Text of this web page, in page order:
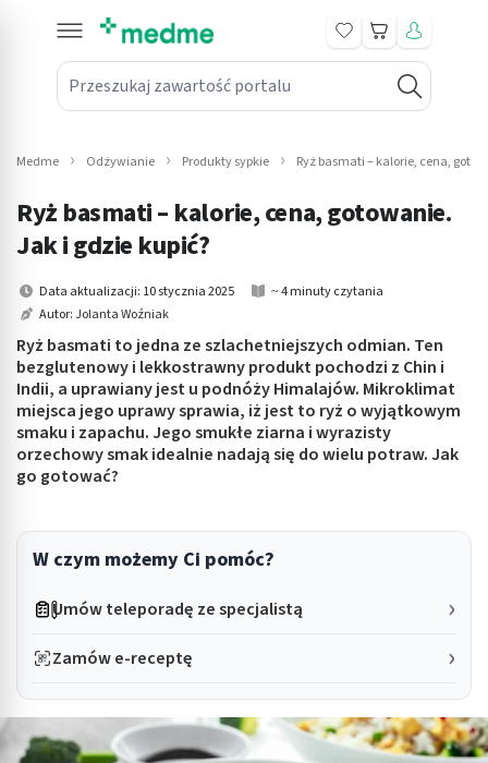
Przeszukaj zawartość portalu
Koszyk
submenu: Leki na receptę
submenu: Mama i dziecko
submenu: Kosmetyki
submenu: Higiena
submenu: Sprzęt medyczny
submenu: Intymne
submenu: Wellness
Medme Odżywianie Produkty sypkie Ryż basmati – kalorie, cena,
Ryż basmati – kalorie, cena, gotowanie.
Jak i gdzie kupić?
Data aktualizacji: 10 stycznia 2025
~ 4 minuty czytania
Autor:Jolanta Woźniak
Ryż basmati to jedna ze szlachetniejszych odmian. Ten
bezglutenowy i lekkostrawny produkt pochodzi z Chin i
Indii, a uprawiany jest u podnóży Himalajów. Mikroklimat
miejsca jego uprawy sprawia, iż jest to ryż o wyjątkowym
smaku i zapachu. Jego smukłe ziarna i wyrazisty
orzechowy smak idealnie nadają się do wielu potraw. Jak
go gotować?
W czym możemy Ci pomóc?
Umów teleporadę ze specjalistą
Zamów e-receptę